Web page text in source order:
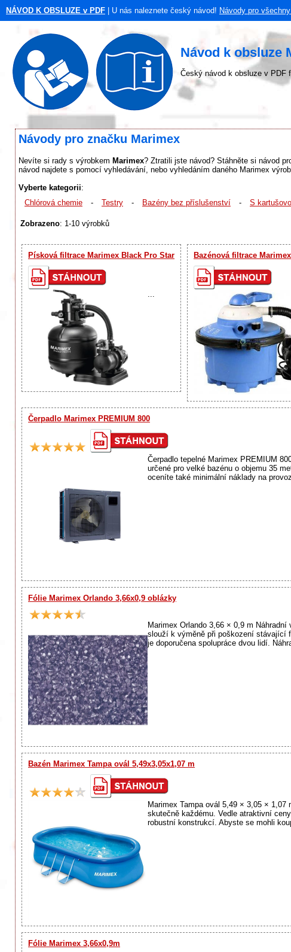
NÁVOD K OBSLUZE v PDF | U nás naleznete český návod! Návody pro
Návod k obsluze
Český návod k obsluze v PDF
Návody pro značku Marimex
Nevíte si rady s výrobkem Marimex? Ztratili jste návod? Stáhněte si návod
návod najdete s pomocí vyhledávání, nebo vyhledáním daného Marimex
Vyberte kategorii:
Chlórová chemie
- Testry - Bazény bez příslušenství - S
Zobrazeno: 1-10 výrobků
Písková filtrace Marimex Black Pro Star Bazénová filtrace
Čerpadlo Marimex PREMIUM 800
Čerpadlo tepelné Marimex PREMIUM
určené pro velké bazénu o objemu 35
oceníte také minimální náklady na
Fólie Marimex Orlando 3,66x0,9 oblázky
Marimex Orlando 3,66 × 0,9 m
slouží k výměně při poškození stávající
je doporučena spolupráce dvou lidí.
Bazén Marimex Tampa ovál 5,49x3,05x1,07 m
Marimex Tampa ovál 5,49 × 3,05 ×
skutečně každému. Vedle atraktivní
robustní konstrukcí. Abyste se mohli
Fólie Marimex 3,66x0,9m